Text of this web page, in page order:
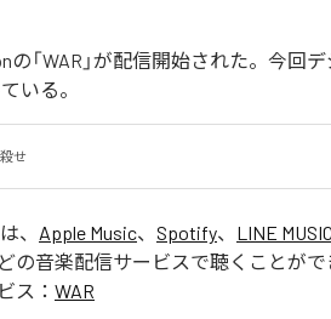
の「WAR」が配信開始された。今回
いる。
せ
は、 Apple Music、 Spotify、 LINE MUSIC
の音楽配信サービスで聴くことがで
ス： WAR